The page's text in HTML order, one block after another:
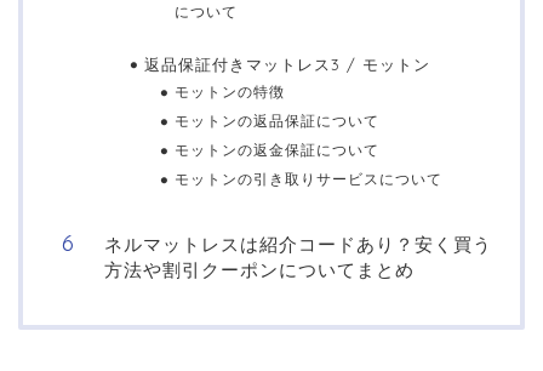
について
返品保証付きマットレス3 / モットン
モットンの特徴
モットンの返品保証について
モットンの返金保証について
モットンの引き取りサービスについて
ネルマットレスは紹介コードあり？安く買う
方法や割引クーポンについてまとめ